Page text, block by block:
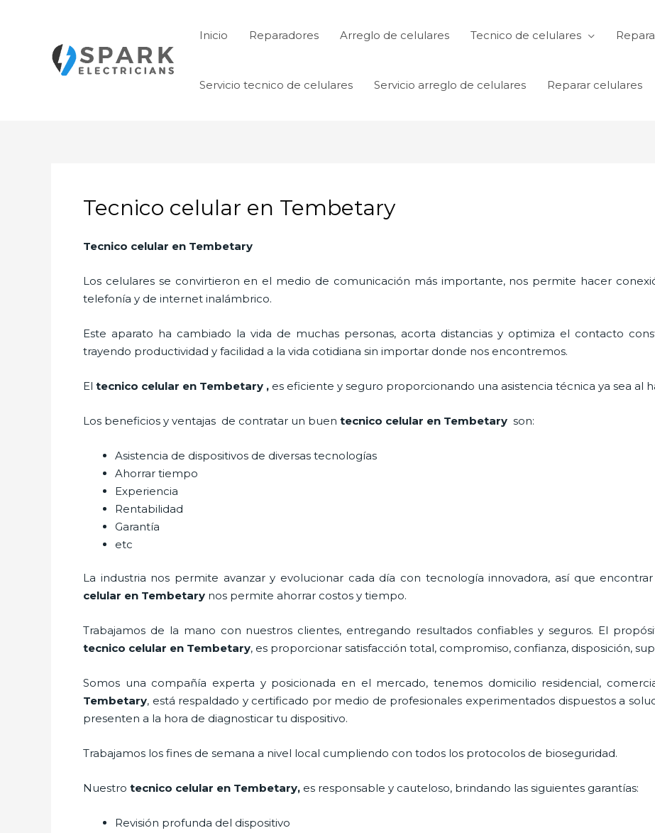
Inicio Reparadores Arreglo de celulares Tecnico de celulares
Servicio tecnico de celulares Servicio arreglo de celulares Reparar celulares
Tecnico celular en Tembetary
Tecnico celular en Tembetary
Los celulares se convirtieron en el medio de comunicación más importante, nos permite hacer
telefonía y de internet inalámbrico.
Este aparato ha cambiado la vida de muchas personas, acorta distancias y optimiza el contacto
trayendo productividad y facilidad a la vida cotidiana sin importar donde nos encontremos.
El tecnico celular en Tembetary , es eficiente y seguro proporcionando una asistencia técnica ya sea al
Los beneficios y ventajas de contratar un buen tecnico celular en Tembetary son:
Asistencia de dispositivos de diversas tecnologías
Ahorrar tiempo
Experiencia
Rentabilidad
Garantía
etc
La industria nos permite avanzar y evolucionar cada día con tecnología innovadora, así que
celular en Tembetary nos permite ahorrar costos y tiempo.
Trabajamos de la mano con nuestros clientes, entregando resultados confiables y seguros. El
tecnico celular en Tembetary, es proporcionar satisfacción total, compromiso, confianza, disposición,
Somos una compañía experta y posicionada en el mercado, tenemos domicilio residencial,
Tembetary, está respaldado y certificado por medio de profesionales experimentados dispuestos a
presenten a la hora de diagnosticar tu dispositivo.
Trabajamos los fines de semana a nivel local cumpliendo con todos los protocolos de bioseguridad.
Nuestro tecnico celular en Tembetary, es responsable y cauteloso, brindando las siguientes garantías:
Revisión profunda del dispositivo